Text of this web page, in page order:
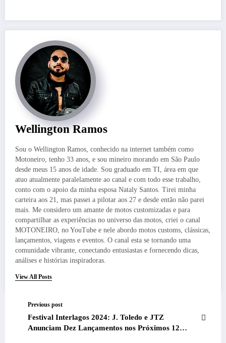
Wellington Ramos
Sou o Wellington Ramos, conhecido na internet também como
Motoneiro, tenho 33 anos, e sou mineiro morando em São Paulo
desde meus 15 anos de idade. Sou graduado em TI, área em que
atuo atualmente paralelamente ao canal e com todo esse trabalho,
conto com o apoio da minha esposa Nataly Santos. Tirei minha
carteira aos 21, mas passei a pilotar aos 27 e desde então não parei
mais. Me considero um amante de motos customizadas e para
compartilhar as experiências no universo das motos, criei o canal
MOTONEIRO, no YouTube e nele abordo motos customs, clássicas,
lançamentos, viagens e eventos. O canal esta se tornando uma
comunidade vibrante, conectando entusiastas e fornecendo dicas,
análises e histórias inspiradoras.
View All Posts
Previous post
Festival Interlagos 2024: J. Toledo e JTZ
Anunciam Dez Lançamentos nos Próximos 12